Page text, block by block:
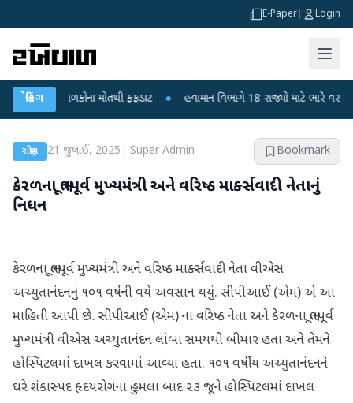
E-Paper Login
બ્રેકિંગ
6 બાળકોના મોતથી ફફડાટ ● હવામાન વિભાગે 18 રાજ્યો માટે ભારે વરસાદની
રાષ્ટ્રીય 21 જુલાઈ, 2025 Super Admin Bookmark
કેરળના ભૂતપૂર્વ મુખ્યમંત્રી અને વરિષ્ઠ માર્ક્સવાદી નેતાનું
નિધન
કેરળના ભૂતપૂર્વ મુખ્યમંત્રી અને વરિષ્ઠ માર્ક્સવાદી નેતા વીએસ
અચ્યુતાનંદનનું ૧૦૧ વર્ષની વયે અવસાન થયું. સીપીઆઈ (એમ) એ આ
માહિતી આપી છે. સીપીઆઈ (એમ) ના વરિષ્ઠ નેતા અને કેરળના ભૂતપૂર્વ
મુખ્યમંત્રી વીએસ અચ્યુતાનંદન લાંબા સમયથી બીમાર હતા અને તેમને
હોસ્પિટલમાં દાખલ કરવામાં આવ્યા હતા. ૧૦૧ વર્ષીય અચ્યુતાનંદનને
ઘરે શંકાસ્પદ હૃદયરોગના હુમલા બાદ ૨૩ જૂને હોસ્પિટલમાં દાખલ